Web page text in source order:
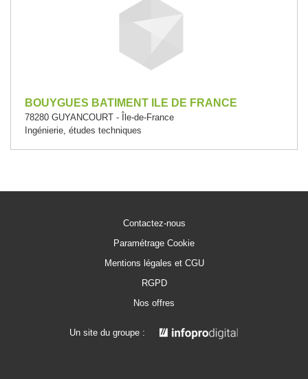
BOUYGUES BATIMENT ILE DE FRANCE
78280 GUYANCOURT - Île-de-France
Ingénierie, études techniques
Contactez-nous
Paramétrage Cookie
Mentions légales et CGU
RGPD
Nos offres
Un site du groupe :